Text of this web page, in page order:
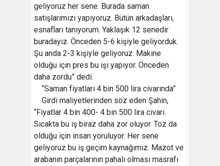
geliyoruz her sene. Burada saman
satışlarımızı yapıyoruz. Bütün arkadaşları,
esnafları tanıyorum. Yaklaşık 12 senedir
buradayız. Önceden 5-6 kişiyle geliyorduk.
Şu anda 2-3 kişiyle geliyoruz. Makine
olduğu için pres bu işi yapıyor. Önceden
daha zordu” dedi.
“Saman fiyatları 4 bin 500 lira civarında”
Girdi maliyetlerinden söz eden Şahin,
“Fiyatlar 4 bin 400- 4 bin 500 lira civarı.
Sıcakta bu iş biraz daha zor oluyor. Toz da
olduğu için insan yoruluyor. Her sene
geliyoruz bu iş geçim kaynağımız. Mazot ve
arabanın parçalarının pahalı olması masrafı